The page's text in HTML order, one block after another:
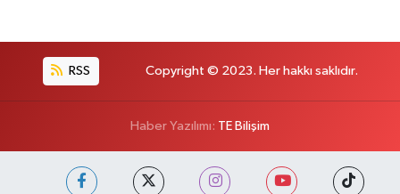
RSS Copyright © 2023. Her hakkı saklıdır.
Haber Yazılımı: TE Bilişim